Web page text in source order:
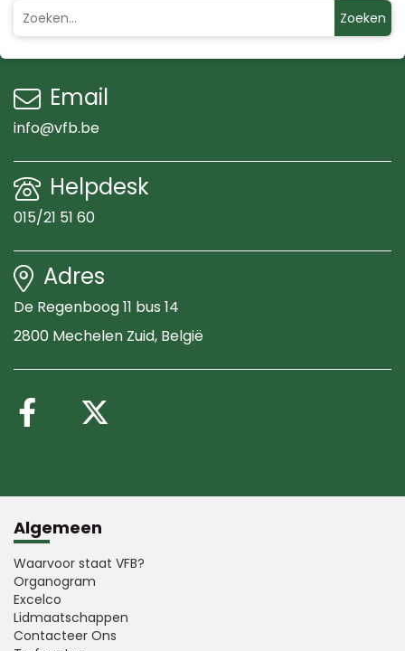
Zoeken
Email
info@vfb.be
Helpdesk
015/21 51 60
Adres
De Regenboog 11 bus 14
2800 Mechelen Zuid, België
Volg ons op Facebook
Algemeen
Waarvoor staat VFB?
Organogram
Excelco
Lidmaatschappen
Contacteer Ons